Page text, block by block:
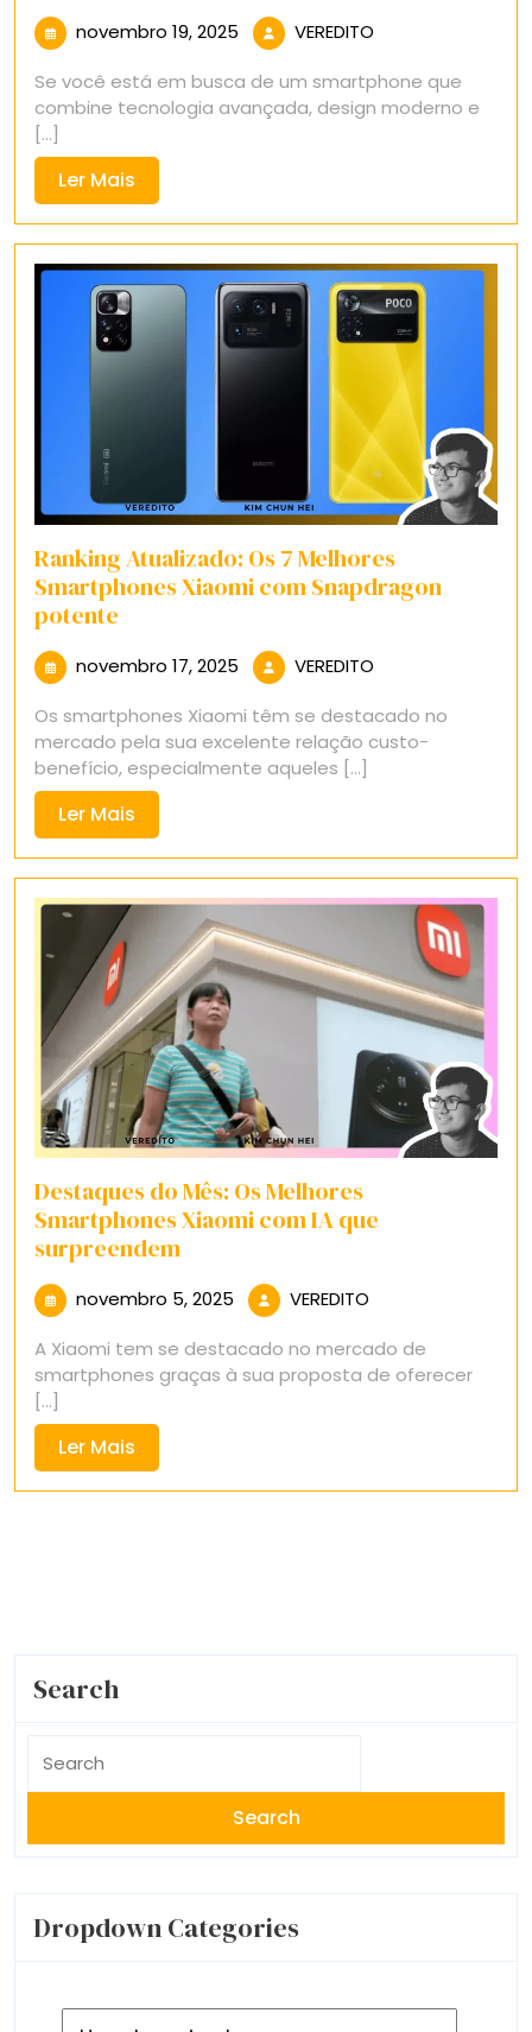
novembro 19, 2025 novembro
2025
VEREDITO
Se você está em busca de um smartphone que
combine tecnologia avançada, design moderno e
[...]
Ler Mais
Mais
Ranking Atualizado: Os 7 Melhores
Smartphones Xiaomi com Snapdragon
potente
novembro 17, 2025 novembro
2025
VEREDITO
Os smartphones Xiaomi têm se destacado no
mercado pela sua excelente relação custo-
benefício, especialmente aqueles [...]
Ler Mais
Mais
Destaques do Mês: Os Melhores
Smartphones Xiaomi com IA que
surpreendem
novembro 5, 2025 novembro
2025
VEREDITO
A Xiaomi tem se destacado no mercado de
smartphones graças à sua proposta de oferecer
[...]
Ler Mais
Mais
Search
for:
Dropdown Categories